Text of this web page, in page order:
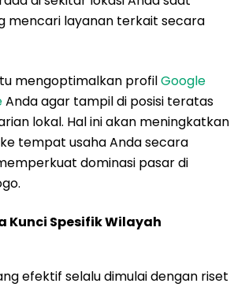
mencari layanan terkait secara
mengoptimalkan profilGoogle
Anda agar tampil di posisi teratas
lokal. Hal ini akan meningkatkan
tempat usaha Anda secara
dominasi pasar di
Kunci Spesifik Wilayah
efektif selalu dimulai dengan riset